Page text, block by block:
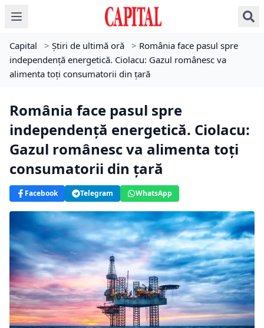
Capital > Știri de ultimă oră > România face pasul spre
independență energetică. Ciolacu: Gazul românesc va
alimenta toţi consumatorii din ţară
România face pasul spre
independență energetică. Ciolacu:
Gazul românesc va alimenta toţi
consumatorii din ţară
Facebook Telegram WhatsApp